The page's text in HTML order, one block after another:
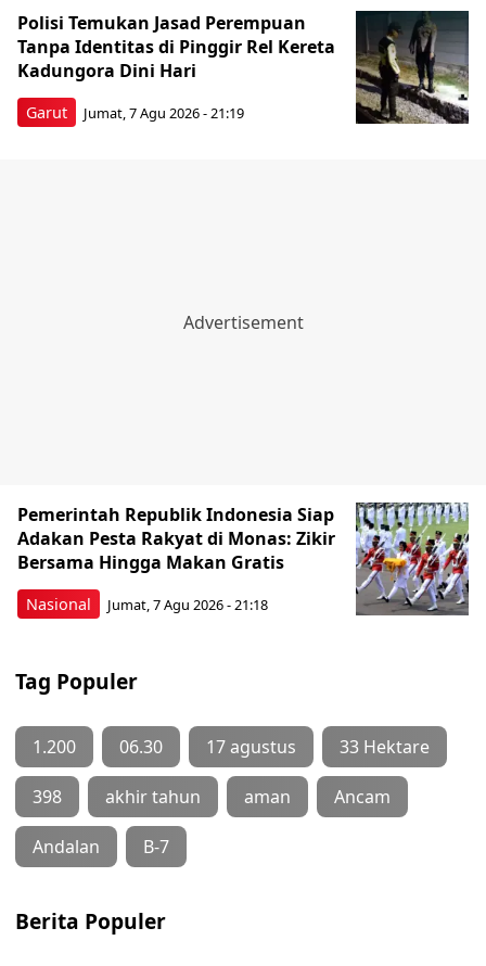
Garut
Polisi Temukan Jasad Perempuan
Tanpa Identitas di Pinggir Rel Kereta
Kadungora Dini Hari
Jumat, 7 Agu 2026 - 21:19
Nasional
Pemerintah Republik Indonesia Siap
Adakan Pesta Rakyat di Monas: Zikir
Bersama Hingga Makan Gratis
Jumat, 7 Agu 2026 - 21:18
Tag Populer
1.200 06.30 17 agustus 33 Hektare
398 akhir tahun aman Ancam
Andalan B-7
Berita Populer